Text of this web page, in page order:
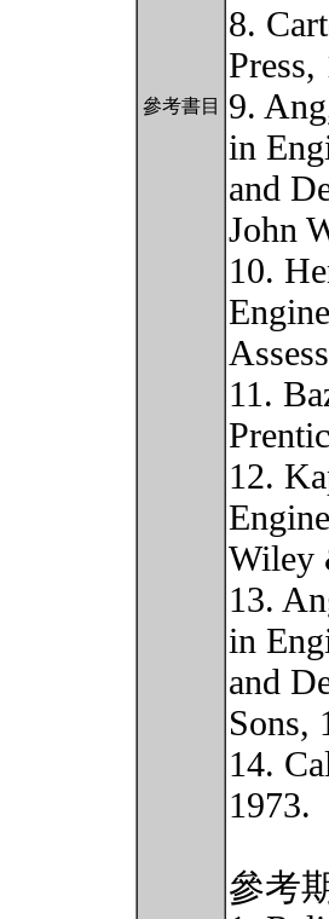
參考書目
8.
Press,
9.
in
and
John
10.
11.
12.
Wiley
13.
in
and
Sons,
14.
1973.
參考